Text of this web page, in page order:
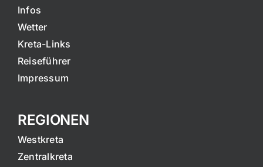
Infos
Wetter
Kreta-Links
Reiseführer
Impressum
REGIONEN
Westkreta
Zentralkreta